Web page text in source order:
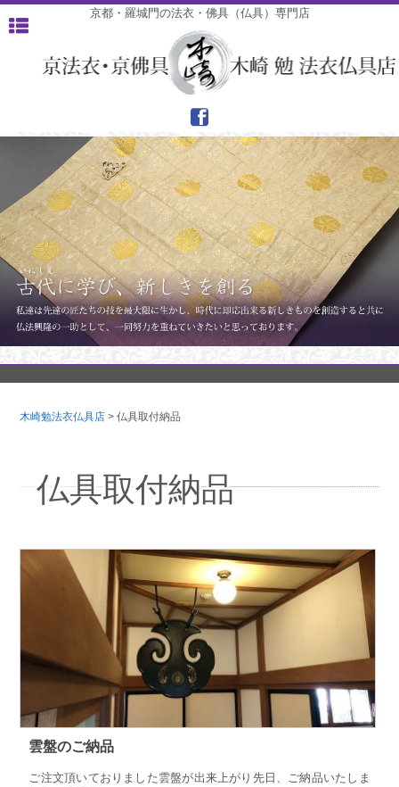
京都・羅城門の法衣・佛具（仏具）専門店
木崎勉法衣仏具店 >仏具取付納品
仏具取付納品
雲盤のご納品
ご注文頂いておりました雲盤が出来上がり先日、ご納品いたしま